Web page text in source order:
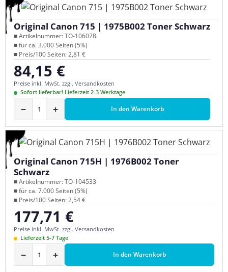
Original Canon 715 | 1975B002 Toner Schwarz
■ Artikelnummer: TO-106078
■ für ca. 3.000 Seiten (5%)
■ Preis/100 Seiten: 2,81 €
Regulärer Preis:
84,15 €
Preise inkl. MwSt. zzgl. Versandkosten
Sofort lieferbar! Lieferzeit 2-3 Werktage
− + In den Warenkorb
Original Canon 715H | 1976B002 Toner
Schwarz
■ Artikelnummer: TO-104533
■ für ca. 7.000 Seiten (5%)
■ Preis/100 Seiten: 2,54 €
Regulärer Preis:
177,71 €
Preise inkl. MwSt. zzgl. Versandkosten
Lieferzeit 5-7 Tage
− + In den Warenkorb